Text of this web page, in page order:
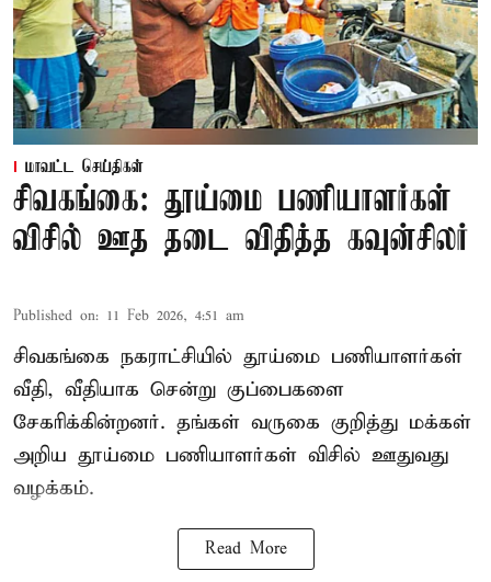
மாவட்ட செய்திகள்
சிவகங்கை: தூய்மை பணியாளர்கள்
விசில் ஊத தடை விதித்த கவுன்சிலர்
Published on: 11 Feb 2026, 4:51 am
சிவகங்கை நகராட்சியில் தூய்மை பணியாளர்கள்
வீதி, வீதியாக சென்று குப்பைகளை
சேகரிக்கின்றனர். தங்கள் வருகை குறித்து மக்கள்
அறிய தூய்மை பணியாளர்கள் விசில் ஊதுவது
வழக்கம்.
Read More